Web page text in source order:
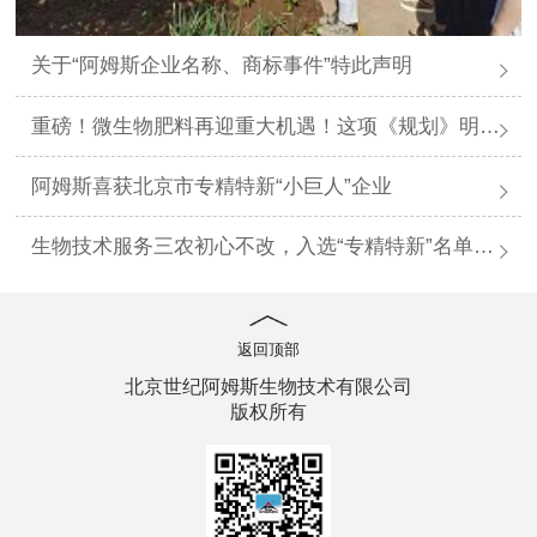
关于“阿姆斯企业名称、商标事件”特此声明
重磅！微生物肥料再迎重大机遇！这项《规划》明确指出！
阿姆斯喜获北京市专精特新“小巨人”企业
生物技术服务三农初心不改，入选“专精特新”名单再立新功
返回顶部
北京世纪阿姆斯生物技术有限公司
版权所有